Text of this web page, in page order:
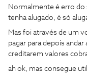
Normalmente é erro do
tenha alugado, é só
Mas foi através de um
pagar para depois
creditarem valores
ah ok, mas consegue